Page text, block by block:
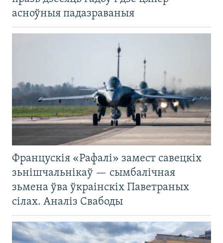
асноўныя падазраваныя
Францускія «Рафалі» замест савецкіх
зьнішчальнікаў — сымбалічная
зьмена ўва ўкраінскіх Паветраных
сілах. Аналіз Свабоды